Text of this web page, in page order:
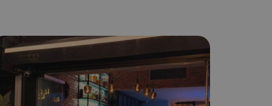
σελίδων.
Google
δηλαδή να
στον χρήστη